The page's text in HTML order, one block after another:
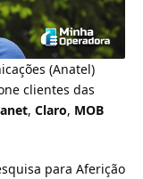
(Anatel)
clientes das
, Claro, MOB
para Aferição